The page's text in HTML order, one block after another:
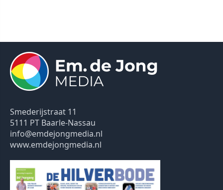
Smederijstraat 11
5111 PT Baarle-Nassau
info@emdejongmedia.nl
www.emdejongmedia.nl